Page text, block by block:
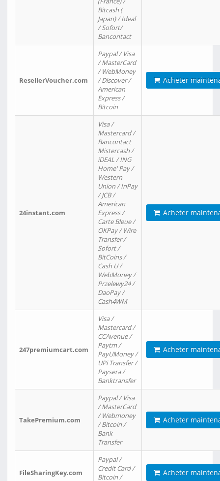
Bitcash (
Japan) / Ideal
/ Sofort/
Bancontact
ResellerVoucher.com
Paypal / Visa
/ MasterCard
/ WebMoney
/ Discover /
American
Express /
Bitcoin
Acheter
24instant.com
Visa /
Mastercard /
Bancontact
Mistercash /
iDEAL / ING
Home' Pay /
Western
Union / InPay
/ JCB /
American
Express /
Carte Bleue /
OKPay / Wire
Transfer /
Sofort /
BitCoins /
Cash U /
WebMoney /
Przelewy24 /
DaoPay /
Cash4WM
Acheter
247premiumcart.com
Visa /
Mastercard /
CCAvenue /
Paytm /
PayUMoney /
UPi Transfer /
Paysera /
Banktransfer
Acheter
TakePremium.com
Paypal / Visa
/ MasterCard
/ Webmoney
/ Bitcoin /
Bank
Transfer
Acheter
FileSharingKey.com
Paypal /
Credit Card /
Bitcoin /
Acheter